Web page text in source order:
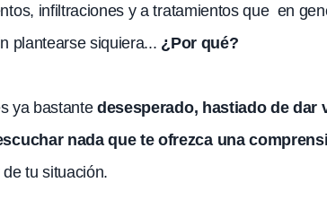
infiltraciones y a tratamientos que en
plantearse siquiera... ¿Por qué?
ya bastantedesesperado, hastiado de dar
nada que te ofrezca una
tu situación.